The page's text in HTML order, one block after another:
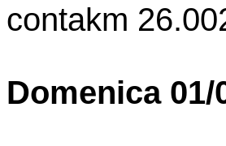
contakm
Domenica 01/